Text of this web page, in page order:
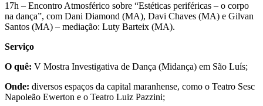
17h – Encontro Atmosférico sobre “Estéticas periféricas – o corpo
na dança”, com Dani Diamond (MA), Davi Chaves (MA) e Gilvan
Santos (MA) – mediação: Luty Barteix (MA).
Serviço
O quê: V Mostra Investigativa de Dança (Midança) em São Luís;
Onde: diversos espaços da capital maranhense, como o Teatro Sesc
Napoleão Ewerton e o Teatro Luiz Pazzini;